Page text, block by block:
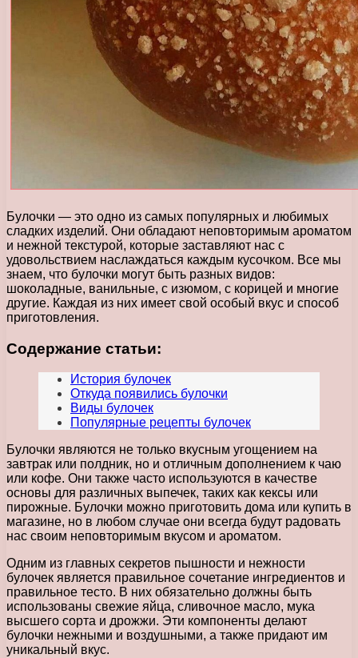
Булочки — это одно из самых популярных и любимых
сладких изделий. Они обладают неповторимым ароматом
и нежной текстурой, которые заставляют нас с
удовольствием наслаждаться каждым кусочком. Все мы
знаем, что булочки могут быть разных видов:
шоколадные, ванильные, с изюмом, с корицей и многие
другие. Каждая из них имеет свой особый вкус и способ
приготовления.
Содержание статьи:
История булочек
Откуда появились булочки
Виды булочек
Популярные рецепты булочек
Булочки являются не только вкусным угощением на
завтрак или полдник, но и отличным дополнением к чаю
или кофе. Они также часто используются в качестве
основы для различных выпечек, таких как кексы или
пирожные. Булочки можно приготовить дома или купить в
магазине, но в любом случае они всегда будут радовать
нас своим неповторимым вкусом и ароматом.
Одним из главных секретов пышности и нежности
булочек является правильное сочетание ингредиентов и
правильное тесто. В них обязательно должны быть
использованы свежие яйца, сливочное масло, мука
высшего сорта и дрожжи. Эти компоненты делают
булочки нежными и воздушными, а также придают им
уникальный вкус.